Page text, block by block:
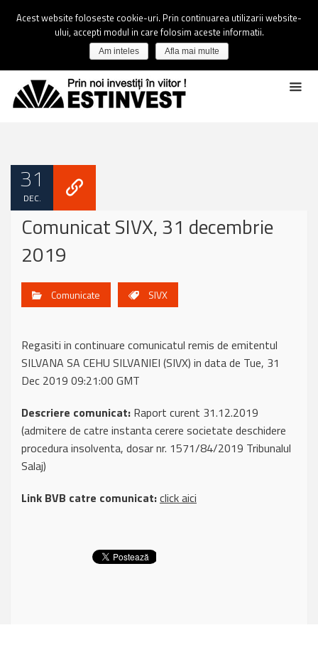
31
DEC.
Comunicat SIVX, 31 decembrie
2019
Comunicate SIVX
Regasiti in continuare comunicatul remis de emitentul
SILVANA SA CEHU SILVANIEI (SIVX) in data de Tue, 31
Dec 2019 09:21:00 GMT
Descriere comunicat: Raport curent 31.12.2019
(admitere de catre instanta cerere societate deschidere
procedura insolventa, dosar nr. 1571/84/2019 Tribunalul
Salaj)
Link BVB catre comunicat:click aici
Acest website foloseste cookie-uri. Prin continuarea utilizarii website-
ului, accepti modul in care folosim aceste informatii.
Am inteles Afla mai multe